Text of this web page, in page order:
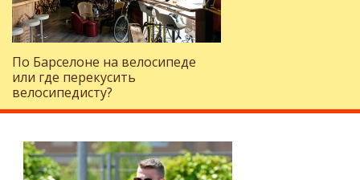
По Барселоне на велосипеде
или где перекусить
велосипедисту?